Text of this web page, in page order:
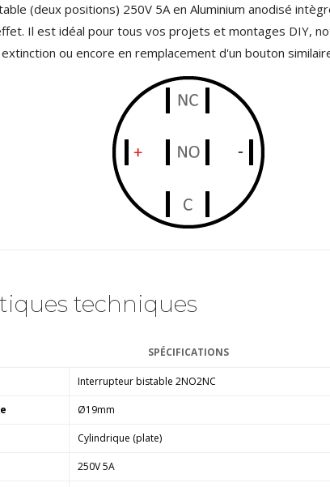
(deux positions) 250V 5A en Aluminium anodisé
Il est idéal pour tous vos projets et montages DIY,
ou encore en remplacement d'un bouton
techniques
SPÉCIFICATIONS
Interrupteur bistable 2NO2NC
Ø19mm
Cylindrique (plate)
250V 5A